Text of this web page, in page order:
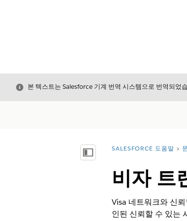
닫기본 텍스트는 Salesforce 기계 번역 시스템으로 번역되었
목차 표시 위치:
SALESFORCE 도움말
비자 트
Visa 네트워크와 신
인된 신뢰할 수 있는